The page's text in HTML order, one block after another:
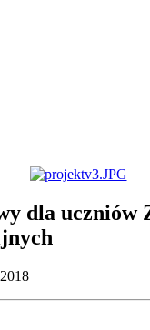
dla uczniów